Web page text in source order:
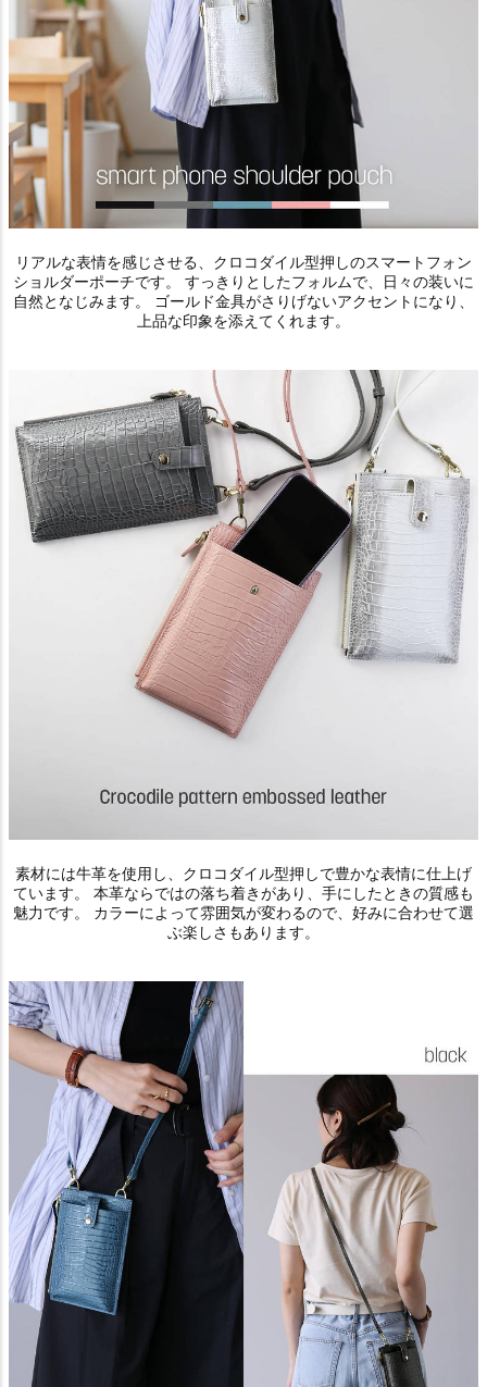
リアルな表情を感じさせる、クロコダイル型押しのスマートフォン
ショルダーポーチです。 すっきりとしたフォルムで、日々の装いに
自然となじみます。 ゴールド金具がさりげないアクセントになり、
上品な印象を添えてくれます。
素材には牛革を使用し、クロコダイル型押しで豊かな表情に仕上げ
ています。 本革ならではの落ち着きがあり、手にしたときの質感も
魅力です。 カラーによって雰囲気が変わるので、好みに合わせて選
ぶ楽しさもあります。